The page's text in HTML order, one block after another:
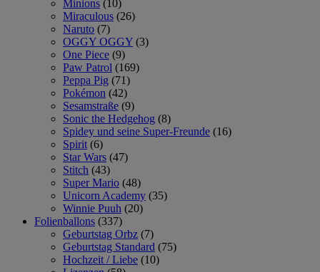
Minions (10)
Miraculous (26)
Naruto (7)
OGGY OGGY (3)
One Piece (9)
Paw Patrol (169)
Peppa Pig (71)
Pokémon (42)
Sesamstraße (9)
Sonic the Hedgehog (8)
Spidey und seine Super-Freunde (16)
Spirit (6)
Star Wars (47)
Stitch (43)
Super Mario (48)
Unicorn Academy (35)
Winnie Puuh (20)
Folienballons (337)
Geburtstag Orbz (7)
Geburtstag Standard (75)
Hochzeit / Liebe (10)